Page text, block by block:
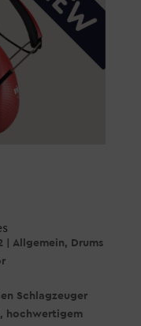
Allgemein, Drums
Schlagzeuger
hochwertigem